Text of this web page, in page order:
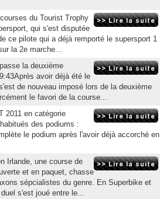
du Tourist Trophy
qui s'est disputée
ce pilote qui a déjà remporté le supersport 1
la 2e marche...
la deuxième
avoir déjà été le
de nouveau imposé lors de la deuxième
le favori de la course...
2011 en catégorie
des podiums :
le podium après l'avoir déjà accorché en
Irlande, une course de
et en paquet, chasse
sépcialistes du genre. En Superbike et
s'est joué entre le...